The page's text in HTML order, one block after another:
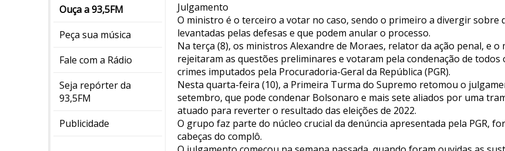
Ouça a 93,5FM
Peça sua música
Fale com a Rádio
Seja repórter da
93,5FM
Publicidade
Julgamento
O ministro é o terceiro a votar no caso, sendo o primeiro a divergir sobre
levantadas pelas defesas e que podem anular o processo.
Na terça (8), os ministros Alexandre de Moraes, relator da ação penal, e o
rejeitaram as questões preliminares e votaram pela condenação de todos
crimes imputados pela Procuradoria-Geral da República (PGR).
Nesta quarta-feira (10), a Primeira Turma do Supremo retomou o
setembro, que pode condenar Bolsonaro e mais sete aliados por uma
atuado para reverter o resultado das eleições de 2022.
O grupo faz parte do núcleo crucial da denúncia apresentada pela PGR,
cabeças do complô.